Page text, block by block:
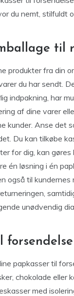
du nemt, stilfuldt
til
produkter fra din
du har sendt.
indpakning, har
af dine varer
kunder. Anse det
Du kan tilkøbe
for dig, kan gøres
én løsning i én
også til kundernes
unødvendig
papkasser til
chokolade eller
med